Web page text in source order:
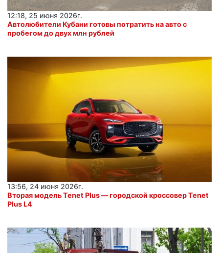
12:18, 25 июня 2026г.
Автолюбители Кубани готовы потратить на авто с
пробегом до двух млн рублей
13:56, 24 июня 2026г.
Вторая модель Tenet Plus — городской кроссовер Tenet
Plus L4